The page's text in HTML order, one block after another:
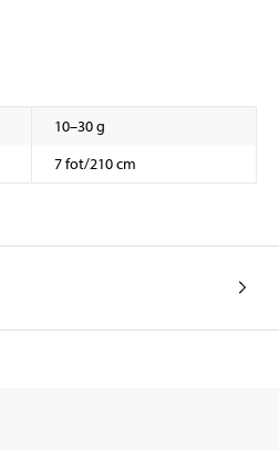
10–30 g
7 fot/210 cm